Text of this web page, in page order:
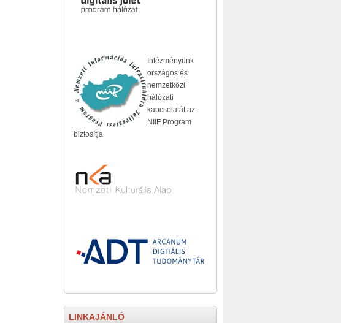
Intézményünk
országos és
nemzetközi
hálózati
kapcsolatát az
NIIF Program
biztosítja
LINKAJÁNLÓ